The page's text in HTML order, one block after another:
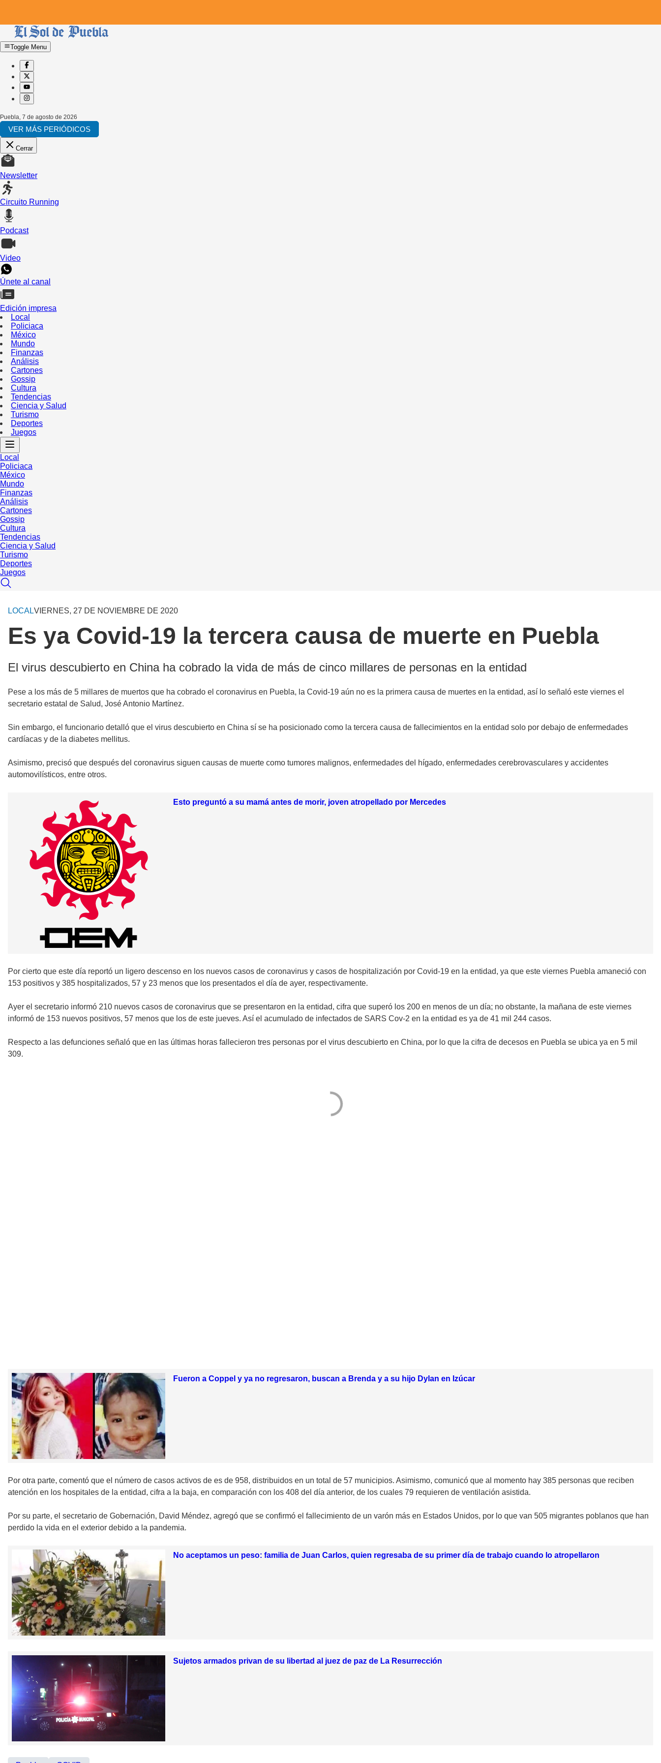
Toggle Menu
Puebla 7 de agosto de 2026
VER MÁS PERIÓDICOS
Cerrar
Newsletter
Circuito Running
Podcast
Video
Únete al canal
Edición impresa
Local
Policiaca
México
Mundo
Finanzas
Análisis
Cartones
Gossip
Cultura
Tendencias
Ciencia y Salud
Turismo
Deportes
Juegos
Local
Policiaca
México
Mundo
Finanzas
Análisis
Cartones
Gossip
Cultura
Tendencias
Ciencia y Salud
Turismo
Deportes
Juegos
LOCALVIERNES, 27 DE NOVIEMBRE DE 2020
Es ya Covid-19 la tercera causa de muerte en Puebla
El virus descubierto en China ha cobrado la vida de más de cinco millares de personas en la entidad
Pese a los más de 5 millares de muertos que ha cobrado el coronavirus en Puebla, la Covid-19 aún no es la primera causa de muertes en la entidad, así lo señaló este viernes el
secretario estatal de Salud, José Antonio Martínez.
Sin embargo, el funcionario detalló que el virus descubierto en China sí se ha posicionado como la tercera causa de fallecimientos en la entidad solo por debajo de enfermedades
cardíacas y de la diabetes mellitus.
Asimismo, precisó que después del coronavirus siguen causas de muerte como tumores malignos, enfermedades del hígado, enfermedades cerebrovasculares y accidentes
automovilísticos, entre otros.
Esto preguntó a su mamá antes de morir, joven atropellado por Mercedes
Por cierto que este día reportó un ligero descenso en los nuevos casos de coronavirus y casos de hospitalización por Covid-19 en la entidad, ya que este viernes Puebla amaneció con
153 positivos y 385 hospitalizados, 57 y 23 menos que los presentados el día de ayer, respectivamente.
Ayer el secretario informó 210 nuevos casos de coronavirus que se presentaron en la entidad, cifra que superó los 200 en menos de un día; no obstante, la mañana de este viernes
informó de 153 nuevos positivos, 57 menos que los de este jueves. Así el acumulado de infectados de SARS Cov-2 en la entidad es ya de 41 mil 244 casos.
Respecto a las defunciones señaló que en las últimas horas fallecieron tres personas por el virus descubierto en China, por lo que la cifra de decesos en Puebla se ubica ya en 5 mil
309.
Fueron a Coppel y ya no regresaron, buscan a Brenda y a su hijo Dylan en Izúcar
Por otra parte, comentó que el número de casos activos de es de 958, distribuidos en un total de 57 municipios. Asimismo, comunicó que al momento hay 385 personas que reciben
atención en los hospitales de la entidad, cifra a la baja, en comparación con los 408 del día anterior, de los cuales 79 requieren de ventilación asistida.
Por su parte, el secretario de Gobernación, David Méndez, agregó que se confirmó el fallecimiento de un varón más en Estados Unidos, por lo que van 505 migrantes poblanos que han
perdido la vida en el exterior debido a la pandemia.
No aceptamos un peso: familia de Juan Carlos, quien regresaba de su primer día de trabajo cuando lo atropellaron
Sujetos armados privan de su libertad al juez de paz de La Resurrección